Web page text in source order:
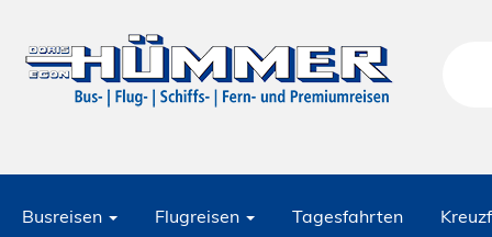
Busreisen Flugreisen Tagesfahrten